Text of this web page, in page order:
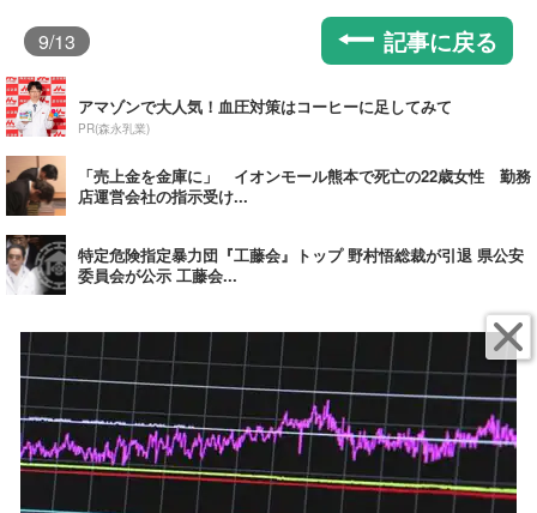
9/13 記事に戻る
アマゾンで大人気！血圧対策はコーヒーに足してみて
PR(森永乳業)
「売上金を金庫に」 イオンモール熊本で死亡の22歳女性 勤務
店運営会社の指示受け...
特定危険指定暴力団『工藤会』トップ 野村悟総裁が引退 県公安
委員会が公示 工藤会...